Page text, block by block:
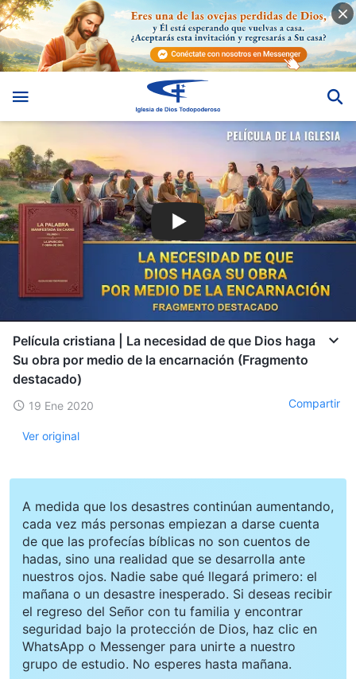
Película cristiana | La necesidad de que Dios haga
Su obra por medio de la encarnación (Fragmento
destacado)
19 Ene 2020 Compartir
Ver original
A medida que los desastres continúan aumentando,
cada vez más personas empiezan a darse cuenta
de que las profecías bíblicas no son cuentos de
hadas, sino una realidad que se desarrolla ante
nuestros ojos. Nadie sabe qué llegará primero: el
mañana o un desastre inesperado. Si deseas recibir
el regreso del Señor con tu familia y encontrar
seguridad bajo la protección de Dios, haz clic en
WhatsApp o Messenger para unirte a nuestro
grupo de estudio. No esperes hasta mañana.